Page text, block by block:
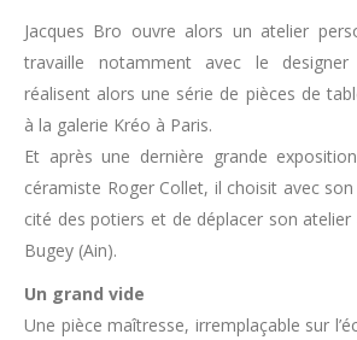
Jacques Bro ouvre alors un atelier
travaille notamment avec le
réalisent alors une série de pièces de
à la galerie Kréo à Paris.
Et après une dernière grande
céramiste Roger Collet, il choisit avec
cité des potiers et de déplacer son
Bugey (Ain).
Un grand vide
Une pièce maîtresse, irremplaçable sur